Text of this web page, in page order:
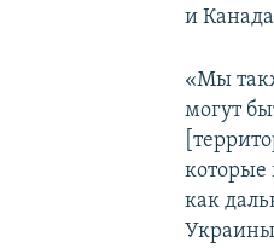
и
«Мы
могут
которые
как